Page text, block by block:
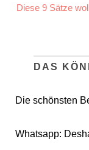
Diese 9 Sätze
DAS
Die schönsten
Whatsapp: